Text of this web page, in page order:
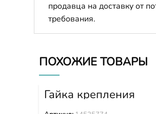
продавца на доставку от
требования.
ПОХОЖИЕ ТОВАРЫ
Гайка крепления
башмака 14525774